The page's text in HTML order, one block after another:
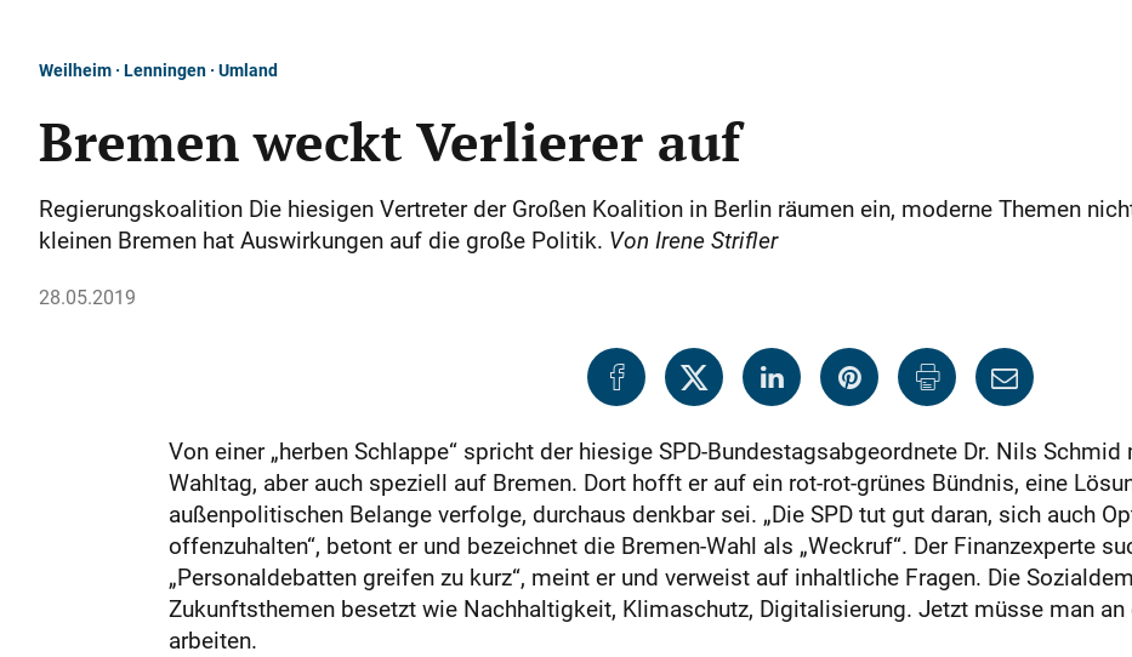
Weilheim · Lenningen · Umland
Bremen weckt Verlierer auf
Regierungskoalition Die hiesigen Vertreter der Großen Koalition in Berlin räumen ein, moderne Themen
kleinen Bremen hat Auswirkungen auf die große Politik. Von Irene Strifler
28.05.2019
Von einer „herben Schlappe“ spricht der hiesige SPD-Bundestagsabgeordnete Dr. Nils
Wahltag, aber auch speziell auf Bremen. Dort hofft er auf ein rot-rot-grünes Bündnis, eine
außenpolitischen Belange verfolge, durchaus denkbar sei. „Die SPD tut gut daran, sich auch
offenzuhalten“, betont er und bezeichnet die Bremen-Wahl als „Weckruf“. Der Finanzexperte
„Personaldebatten greifen zu kurz“, meint er und verweist auf inhaltliche Fragen. Die
Zukunftsthemen besetzt wie Nachhaltigkeit, Klimaschutz, Digitalisierung. Jetzt müsse man
arbeiten.